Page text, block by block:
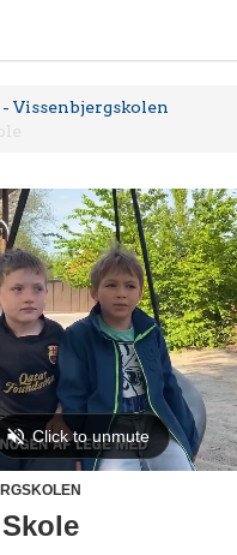
- Vissenbjergskolen